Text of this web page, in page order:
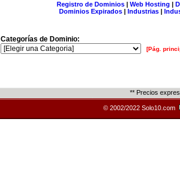
Registro de Dominios| Web Hosting |
Dominios Expirados | Industrias |
Categorías de Dominio:
[Pág.
** Precios
© 2002/2022 Solo10.com